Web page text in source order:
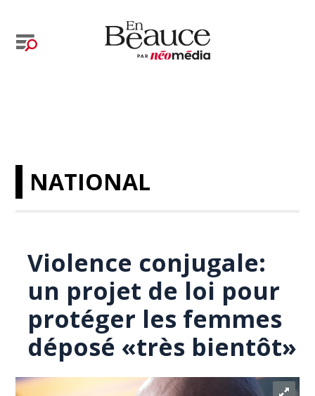
NATIONAL
Violence conjugale:
un projet de loi pour
protéger les femmes
déposé «très bientôt»